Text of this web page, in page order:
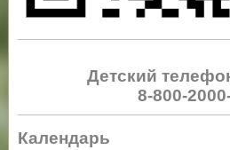
Детский
8-800-
Календарь